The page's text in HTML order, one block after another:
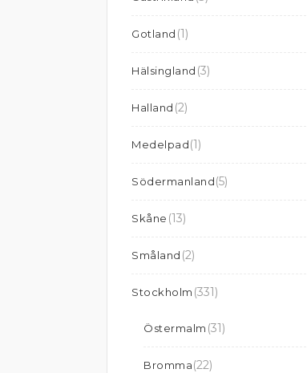
Gotland (1)
Hälsingland (3)
Halland (2)
Medelpad(1)
Södermanland(5)
Skåne (13)
Småland (2)
Stockholm (331)
Östermalm (31)
Bromma(22)